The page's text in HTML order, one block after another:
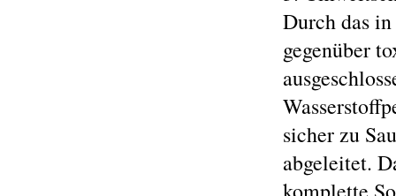
Durch das
gegenüber
sicher zu
abgeleitet.